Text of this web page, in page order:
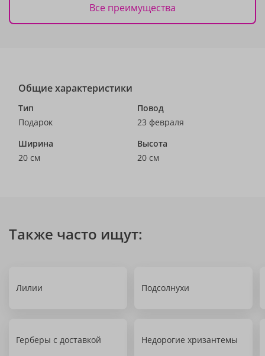
Все преимущества
Общие характеристики
Тип
Подарок
Повод
23 февраля
Ширина
20 см
Высота
20 см
Также часто ищут:
Лилии Подсолнухи
Герберы с доставкой Недорогие хризантемы